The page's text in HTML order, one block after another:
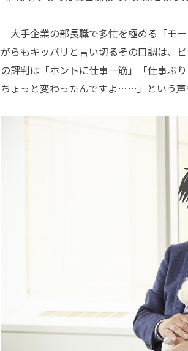
大手企業の部長職で多忙を極める「モ
がらもキッパリと言い切るその口調は、
の評判は「ホントに仕事一筋」「仕事ぶ
ちょっと変わったんですよ……」という声